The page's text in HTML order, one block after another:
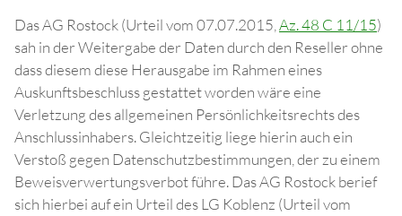
Das AG Rostock (Urteil vom 07.07.2015, Az. 48 C 11/15)
sah in der Weitergabe der Daten durch den Reseller ohne
dass diesem diese Herausgabe im Rahmen eines
Auskunftsbeschluss gestattet worden wäre eine
Verletzung des allgemeinen Persönlichkeitsrechts des
Anschlussinhabers. Gleichtzeitig liege hierin auch ein
Verstoß gegen Datenschutzbestimmungen, der zu einem
Beweisverwertungsverbot führe. Das AG Rostock berief
sich hierbei auf ein Urteil des LG Koblenz (Urteil vom